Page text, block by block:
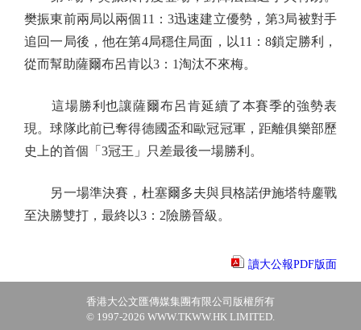
樊振東前兩局以兩個11：3迅速建立優勢，第3局被對手
追回一局後，他在第4局穩住局面，以11：8鎖定勝利，
從而幫助薩爾布呂肯以3：1淘汰不來梅。
這場勝利也讓薩爾布呂肯延續了本賽季的強勢表
現。球隊此前已奪得德國盃和歐冠冠軍，距離俱樂部歷
史上的首個「3冠王」只差最後一場勝利。
另一場準決賽，杜塞爾多夫與貝格諾伊施塔特鏖戰
至決勝雙打，最終以3：2險勝晉級。
讀大公報PDF版面
香港大公文匯傳媒集團有限公司版權所有
© 1997-2026 WWW.TKWW.HK LIMITED.